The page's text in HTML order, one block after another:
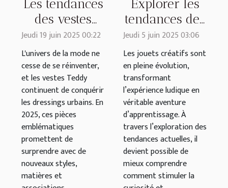
Les tendances
des vestes
Teddy pour
2025 : styles
et conseils
Jeudi 19 juin 2025 00:22
L'univers de la mode ne
cesse de se réinventer,
et les vestes Teddy
continuent de conquérir
les dressings urbains. En
2025, ces pièces
emblématiques
promettent de
surprendre avec de
nouveaux styles,
matières et
Explorer les
tendances des
jouets créatifs
pour enfants
Jeudi 5 juin 2025 03:06
Les jouets créatifs sont
en pleine évolution,
transformant
l’expérience ludique en
véritable aventure
d’apprentissage. À
travers l’exploration des
tendances actuelles, il
devient possible de
mieux comprendre
comment stimuler la